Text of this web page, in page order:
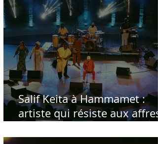
Salif Keita à Hammamet :
artiste qui résiste aux affres